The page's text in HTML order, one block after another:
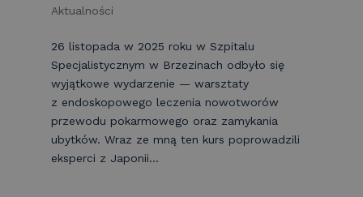
Aktualności
26 listopada w 2025 roku w Szpitalu
Specjalistycznym w Brzezinach odbyło się
wyjątkowe wydarzenie — warsztaty
z endoskopowego leczenia nowotworów
przewodu pokarmowego oraz zamykania
ubytków. Wraz ze mną ten kurs poprowadzili
eksperci z Japonii...